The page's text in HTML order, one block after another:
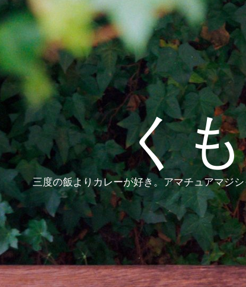
く
三度の飯よりカレーが好き。アマチュアマジ